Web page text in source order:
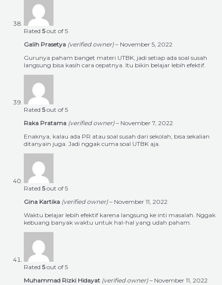
Rated 5out of 5
Galih Prasetya (verified owner) – November 5, 2022
Gurunya paham banget materi UTBK, jadi setiap ada soal susah
langsung bisa kasih cara cepatnya. Itu bikin belajar lebih efektif.
Rated 5out of 5
Raka Pratama (verified owner) – November 7, 2022
Enaknya, kalau ada PR atau soal susah dari sekolah, bisa sekalian
ditanyain juga. Jadi nggak cuma soal UTBK aja.
Rated 5out of 5
Gina Kartika (verified owner) – November 11, 2022
Waktu belajar lebih efektif karena langsung ke inti masalah. Nggak
kebuang banyak waktu untuk hal-hal yang udah paham.
Rated 5out of 5
Muhammad Rizki Hidayat (verified owner) – November 11, 2022